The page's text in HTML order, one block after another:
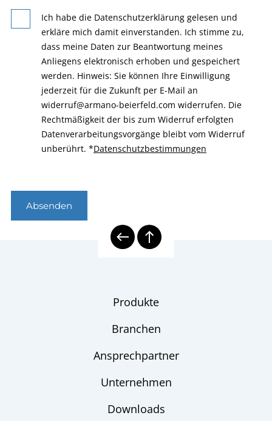
Ich habe die Datenschutzerklärung gelesen und
erkläre mich damit einverstanden. Ich stimme zu,
dass meine Daten zur Beantwortung meines
Anliegens elektronisch erhoben und gespeichert
werden. Hinweis: Sie können Ihre Einwilligung
jederzeit für die Zukunft per E-Mail an
widerruf@armano-beierfeld.com widerrufen. Die
Rechtmäßigkeit der bis zum Widerruf erfolgten
Datenverarbeitungsvorgänge bleibt vom Widerruf
unberührt. *Datenschutzbestimmungen
Absenden
Produkte
Branchen
Ansprechpartner
Unternehmen
Downloads